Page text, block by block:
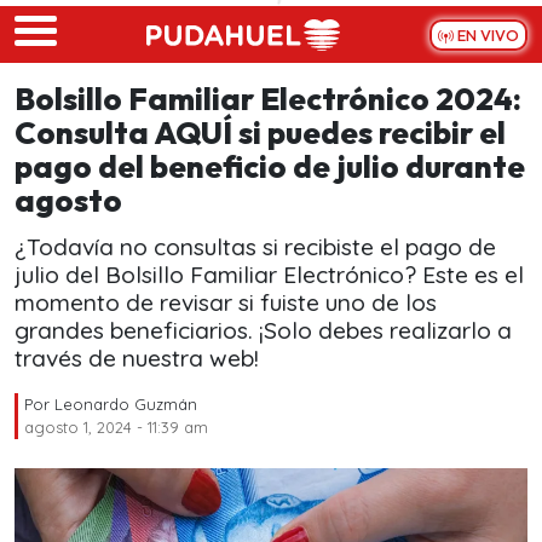
Skip to main content
EN VIVO
Bolsillo Familiar Electrónico 2024:
Consulta AQUÍ si puedes recibir el
pago del beneficio de julio durante
agosto
¿Todavía no consultas si recibiste el pago de
julio del Bolsillo Familiar Electrónico? Este es el
momento de revisar si fuiste uno de los
grandes beneficiarios. ¡Solo debes realizarlo a
través de nuestra web!
Por Leonardo Guzmán
agosto 1, 2024 - 11:39 am